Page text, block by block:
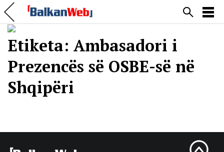
Etiketa: Ambasadori i
Prezencës së OSBE-së në
Shqipëri